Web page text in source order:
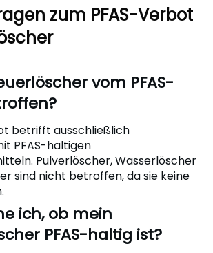
zum PFAS-Verbot
vom PFAS-
betrifft ausschließlich
PFAS-haltigen
Pulverlöscher, Wasserlöscher
sind nicht betroffen, da sie keine
ich, ob mein
PFAS-haltig ist?